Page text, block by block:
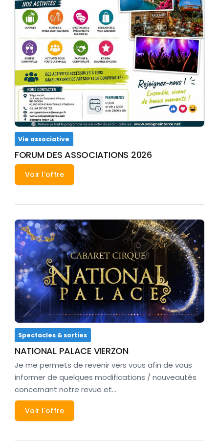
Vie associative
FORUM DES ASSOCIATIONS 2026
Voir l'offre
Spectacles & sorties
NATIONAL PALACE VIERZON
Je me permets de revenir vers vous afin de vous
informer de quelques modifications / nouveautés
concernant notre revue et…
Voir l'offre